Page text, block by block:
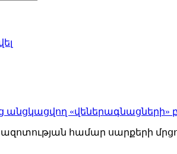
անցկացվող «վեներագնացների»
համար սարքերի